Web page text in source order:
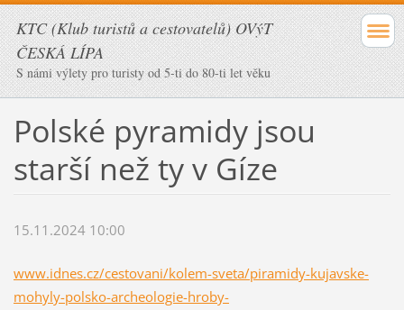
KTC (Klub turistů a cestovatelů) OVýT
ČESKÁ LÍPA
S námi výlety pro turisty od 5-ti do 80-ti let věku
Polské pyramidy jsou
starší než ty v Gíze
15.11.2024 10:00
www.idnes.cz/cestovani/kolem-sveta/piramidy-kujavske-
mohyly-polsko-archeologie-hroby-